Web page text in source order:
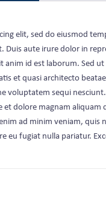
elit, sed do eiusmod
Duis aute irure dolor in
id est laborum. Sed
et quasi architecto
voluptatem sequi
dolore magnam
ad minim veniam,
eu fugiat nulla pariatur.